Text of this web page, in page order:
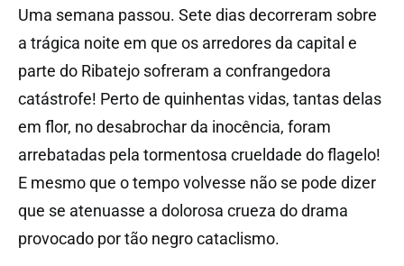
Uma semana passou. Sete dias decorreram sobre
a trágica noite em que os arredores da capital e
parte do Ribatejo sofreram a confrangedora
catástrofe! Perto de quinhentas vidas, tantas delas
em flor, no desabrochar da inocência, foram
arrebatadas pela tormentosa crueldade do flagelo!
E mesmo que o tempo volvesse não se pode dizer
que se atenuasse a dolorosa crueza do drama
provocado por tão negro cataclismo.